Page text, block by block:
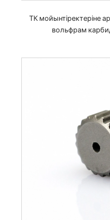
ТК мойынтіректеріне
вольфрам